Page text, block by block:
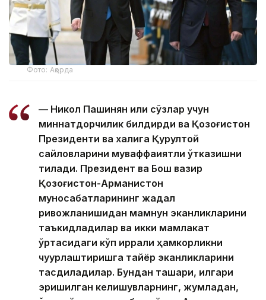
Фото: Ақорда
— Никол Пашинян илиқ сўзлар учун
миннатдорчилик билдирди ва Қозоғистон
Президенти ва халқига Қурултой
сайловларини муваффақиятли ўтказишни
тилади. Президент ва Бош вазир
Қозоғистон-Арманистон
муносабатларининг жадал
ривожланишидан мамнун эканликларини
таъкидладилар ва икки мамлакат
ўртасидаги кўп қиррали ҳамкорликни
чуқурлаштиришга тайёр эканликларини
тасдиқладилар. Бундан ташқари, илгари
эришилган келишувларнинг, жумладан,